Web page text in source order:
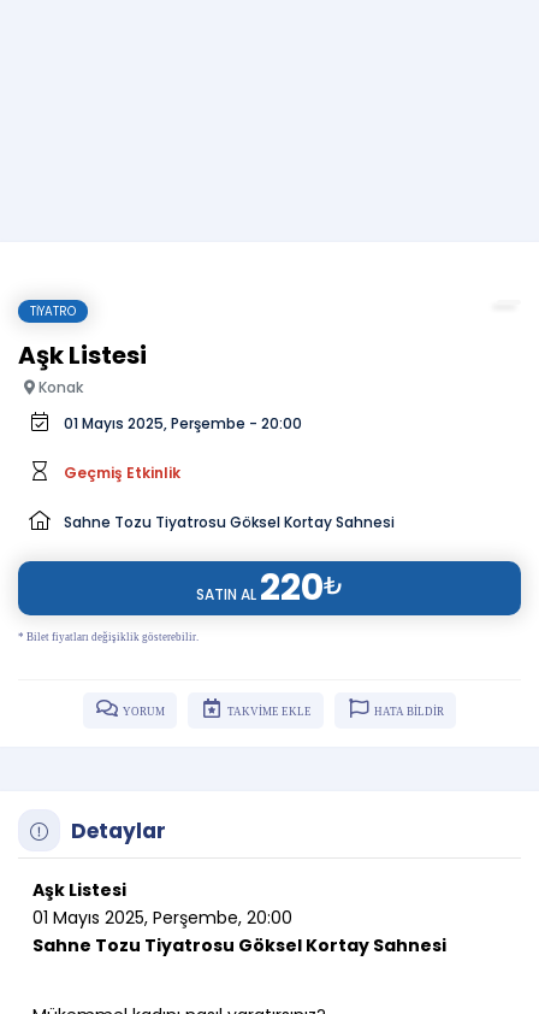
TIYATRO
Aşk Listesi
Konak
01 Mayıs 2025, Perşembe - 20:00
Geçmiş Etkinlik
Sahne Tozu Tiyatrosu Göksel Kortay Sahnesi
SATIN AL 220₺
* Bilet fiyatları değişiklik gösterebilir.
YORUM TAKVİME EKLE HATA BİLDİR
Detaylar
Aşk Listesi
01 Mayıs 2025, Perşembe, 20:00
Sahne Tozu Tiyatrosu Göksel Kortay Sahnesi